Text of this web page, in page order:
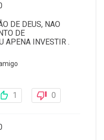
DE DEUS, NAO
DE
APENA INVESTIR .
1 0